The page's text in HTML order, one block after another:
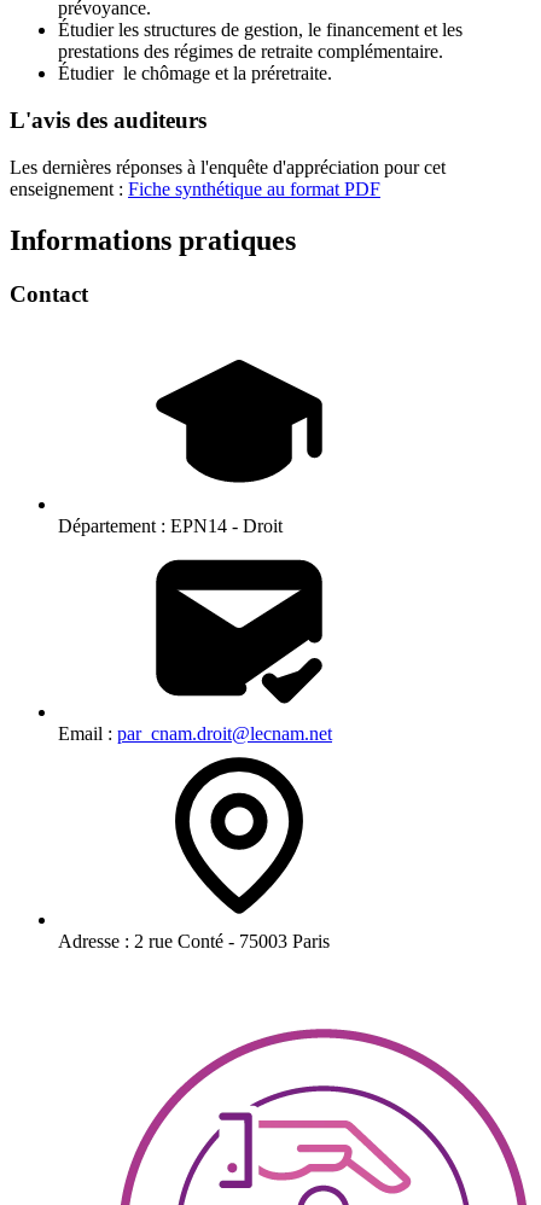
prévoyance.
Étudier les structures de gestion, le financement et les
prestations des régimes de retraite complémentaire.
Étudier le chômage et la préretraite.
L'avis des auditeurs
Les dernières réponses à l'enquête d'appréciation pour cet
enseignement : Fiche synthétique au format PDF
Informations pratiques
Contact
Département : EPN14 - Droit
Email : par_cnam.droit@lecnam.net
Adresse : 2 rue Conté - 75003 Paris